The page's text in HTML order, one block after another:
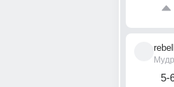
5-